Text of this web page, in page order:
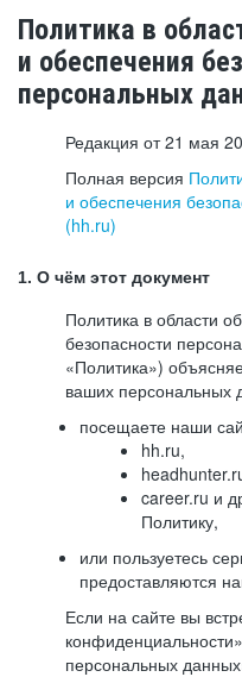
Политика в
и обеспечения
персональных
Редакция от 21 мая
Полная версия
и обеспечения
(hh.ru)
1. О чём этот документ
Политика в области
безопасности
«Политика»)
ваших персональных
посещаете наши
hh.ru,
career.ru и
Политику,
или пользуетесь
предоставляются
Если на сайте вы
персональных